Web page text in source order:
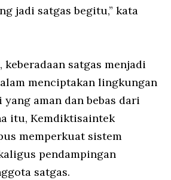
jadi satgas begitu,” kata
keberadaan satgas menjadi
menciptakan lingkungan
aman dan bebas dari
itu, Kemdiktisaintek
memperkuat sistem
pendampingan
satgas.